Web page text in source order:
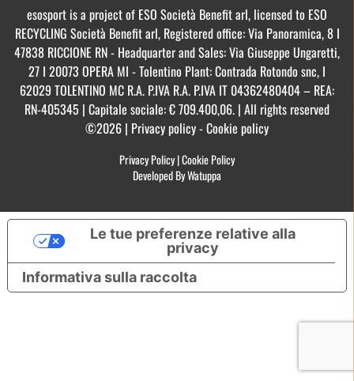
esosport is a project of ESO Società Benefit arl, licensed to ESO
RECYCLING Società Benefit arl, Registered office: Via Panoramica, 8 I
47838 RICCIONE RN - Headquarter and Sales: Via Giuseppe Ungaretti,
27 I 20073 OPERA MI - Tolentino Plant: Contrada Rotondo snc, I
62029 TOLENTINO MC R.A. P.IVA R.A. P.IVA IT 04362480404 – REA:
RN-405345 | Capitale sociale: € 709.400,06. | All rights reserved
©2026 | Privacy policy - Cookie policy
Privacy Policy|Cookie Policy
Developed By Watuppa
Informativa sulla raccolta
Le tue preferenze relative alla
privacy